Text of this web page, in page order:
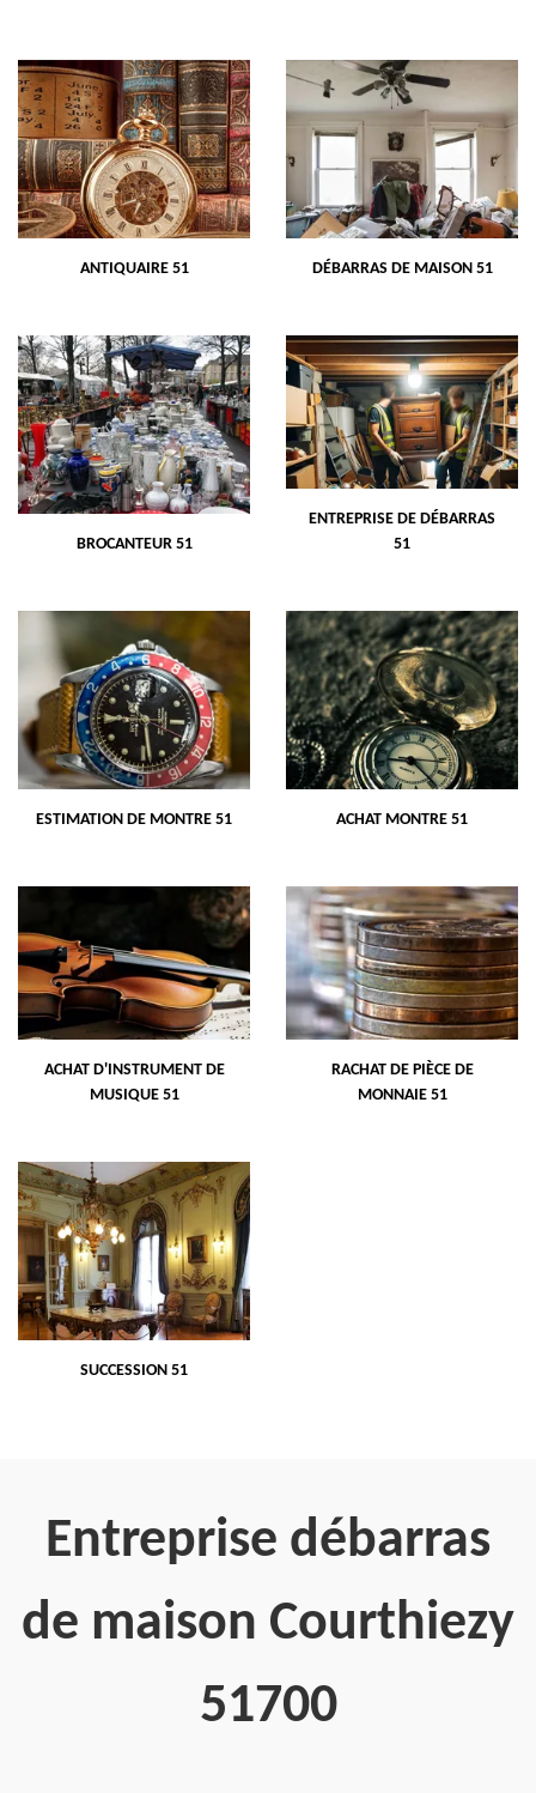
ANTIQUAIRE 51 DÉBARRAS DE MAISON 51
BROCANTEUR 51
ENTREPRISE DE DÉBARRAS
51
ESTIMATION DE MONTRE 51 ACHAT MONTRE 51
ACHAT D'INSTRUMENT DE
MUSIQUE 51
RACHAT DE PIÈCE DE
MONNAIE 51
SUCCESSION 51
Entreprise débarras
de maison Courthiezy
51700